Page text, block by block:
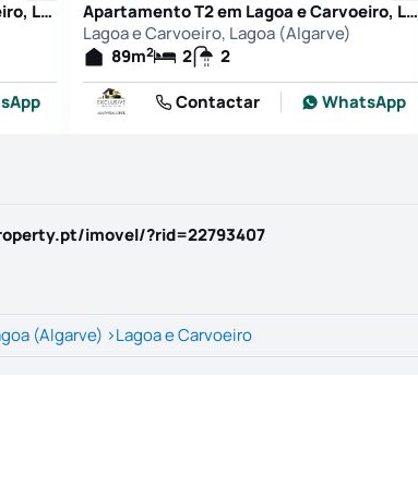
Apartamento T2 em Lagoa e Carvoeiro, Lagoa (Algarve)
Apartamento T2 em Lagoa e Carvoeiro, Lagoa (Algarve)
Lagoa e Carvoeiro, Lagoa (Algarve)
89m2 2
2
Contactar
WhatsApp
imovel/?rid=22793407
(Algarve) >Lagoa e Carvoeiro